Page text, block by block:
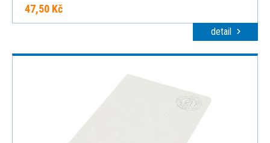
47,50 Kč
detail